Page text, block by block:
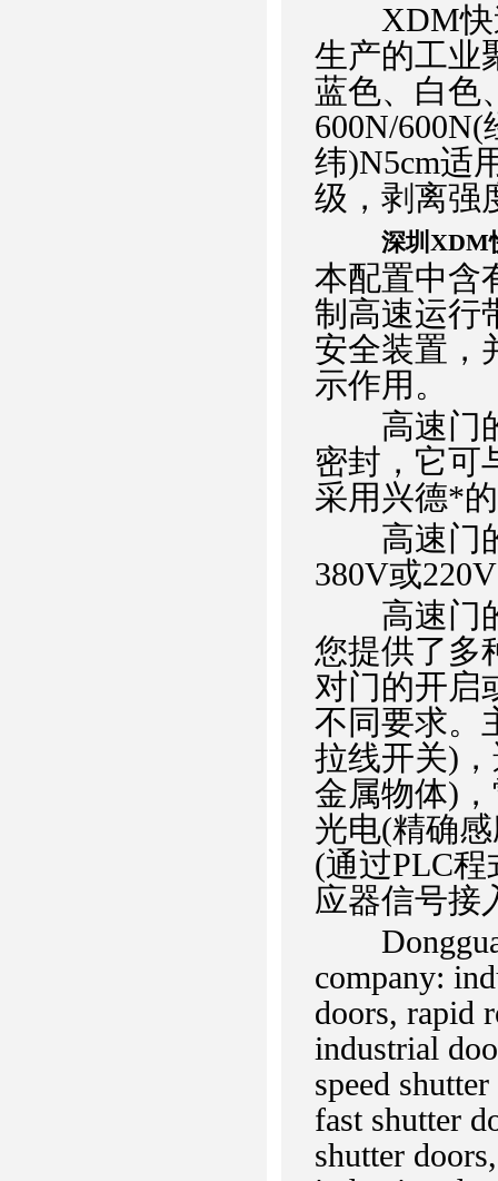
XDM快速
生产的工业
蓝色、白色
600N/
纬)N5cm适
级，剥离强
深圳XDM
本配置中
制高速运行
安全装置，
示作用。
高速门的
密封，它可
采用兴德*
高速门的
380V或
高速门的
您提供了多
对门的开启
不同要求。
拉线开关)
金属物体)
光电(精确
(通过PLC
应器信号接
company:
doors, rapid
industrial
speed
fast shutter
shutter